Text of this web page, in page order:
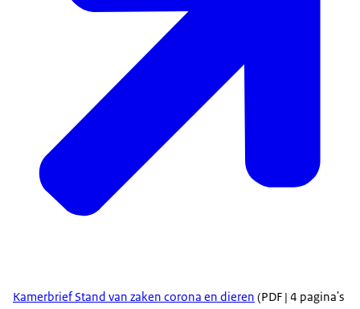
Kamerbrief Stand van zaken corona en dieren (PDF | 4 pagina's